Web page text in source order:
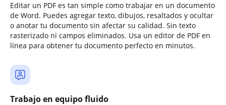
Editar un PDF es tan simple como trabajar en un documento
de Word. Puedes agregar texto, dibujos, resaltados y ocultar
o anotar tu documento sin afectar su calidad. Sin texto
rasterizado ni campos eliminados. Usa un editor de PDF en
línea para obtener tu documento perfecto en minutos.
Trabajo en equipo fluido